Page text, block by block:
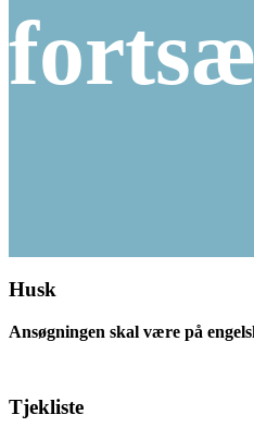
Husk
Ansøgningen skal være på
Tjekliste